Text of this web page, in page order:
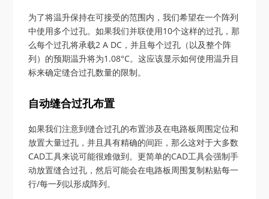
为了将温升保持在可接受的范围内，我们希望在一个阵列
中使用多个过孔。如果我们并联使用10个这样的过孔，那
么每个过孔将承载2 A DC，并且每个过孔（以及整个阵
列）的预期温升将为1.08°C。这应该显示如何使用温升目
标来确定缝合过孔数量的限制。
自动缝合过孔布置
如果我们注意到缝合过孔的布置涉及在电路板周围定位和
放置大量过孔，并且具有精确的间距，那么这对于大多数
CAD工具来说可能很难做到。更简单的CAD工具会强制手
动放置缝合过孔，然后可能会在电路板周围复制粘贴每一
行/每一列以形成阵列。